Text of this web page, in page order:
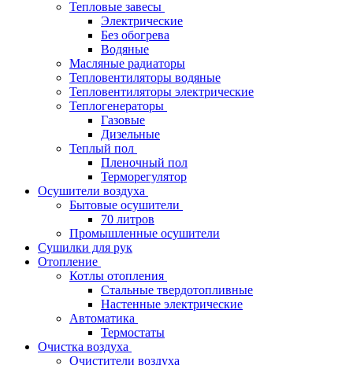
Тепловые завесы
Электрические
Без обогрева
Водяные
Масляные радиаторы
Тепловентиляторы водяные
Тепловентиляторы электрические
Теплогенераторы
Газовые
Дизельные
Теплый пол
Пленочный пол
Терморегулятор
Осушители воздуха
Бытовые осушители
70 литров
Промышленные осушители
Сушилки для рук
Отопление
Котлы отопления
Стальные твердотопливные
Настенные электрические
Автоматика
Термостаты
Очистка воздуха
Очистители воздуха